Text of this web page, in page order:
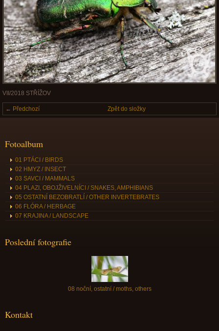
VII/2018 STŘÍŽOV
← Předchozí Zpět do složky
Fotoalbum
01 PTÁCI / BIRDS
02 HMYZ / INSECT
03 SAVCI / MAMMALS
04 PLAZI, OBOJŽIVELNÍCI / SNAKES, AMPHIBIANS
05 OSTATNÍ BEZOBRATLÍ / OTHER INVERTEBRATES
06 FLÓRA / HERBAGE
07 KRAJINA / LANDSCAPE
Poslední fotografie
08 noční, ostatní / moths, others
Kontakt